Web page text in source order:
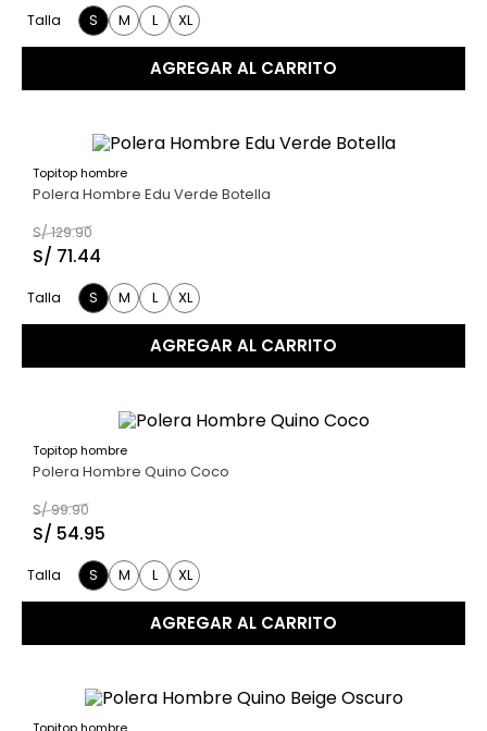
Talla S M L XL
AGREGAR AL CARRITO
45 %
Topitop hombre
Polera Hombre Edu Verde Botella
S/129.90
S/ 71.44
Talla S M L XL
AGREGAR AL CARRITO
45 %
Topitop hombre
Polera Hombre Quino Coco
S/99.90
S/ 54.95
Talla S M L XL
AGREGAR AL CARRITO
Topitop hombre